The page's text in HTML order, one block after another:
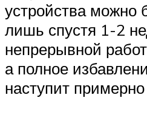
устройства можно
лишь спустя 1-2
непрерывной
а полное
наступит